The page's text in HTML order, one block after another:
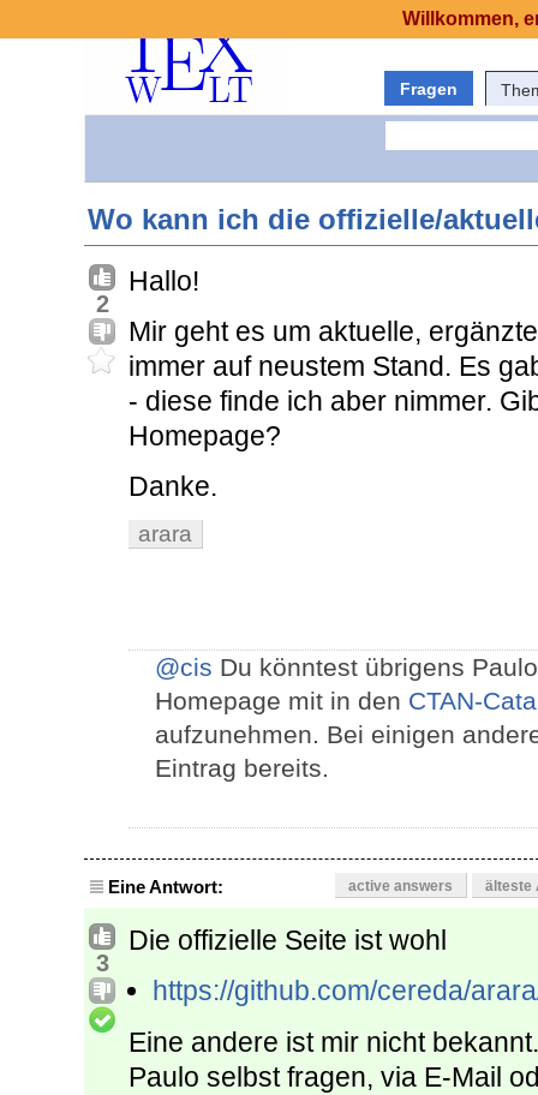
Fragen
Wo kann ich die offizielle/
2
Hallo!
Mir geht es um aktuelle,
immer auf neustem Stand. Es
- diese finde ich aber nimmer.
Homepage?
Danke.
arara
@cis Du könntest übrigens
Homepage mit in den CTAN-
aufzunehmen. Bei einigen
Eintrag bereits.
Eine Antwort: active answers älteste
3
Die offizielle Seite ist wohl
https://github.com/cereda/
Eine andere ist mir nicht
Paulo selbst fragen, via E-Mail
Willkommen,